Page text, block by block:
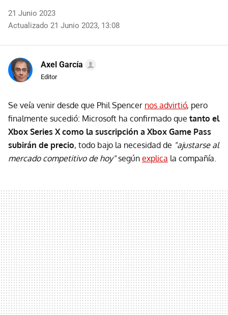
21 Junio 2023
Actualizado 21 Junio 2023, 13:08
Axel García
Editor
Se veía venir desde que Phil Spencer nos advirtió, pero
finalmente sucedió: Microsoft ha confirmado que tanto el
Xbox Series X como la suscripción a Xbox Game Pass
subirán de precio, todo bajo la necesidad de "ajustarse al
mercado competitivo de hoy"según explica la compañía.